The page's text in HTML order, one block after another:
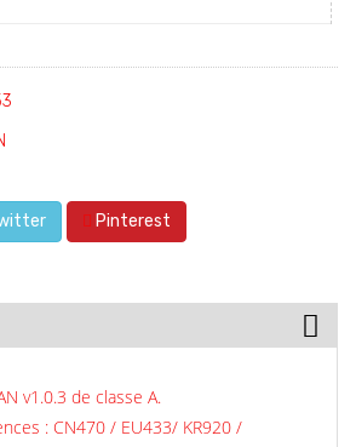
Pinterest
v1.0.3 de classe A.
: CN470 / EU433/ KR920 /